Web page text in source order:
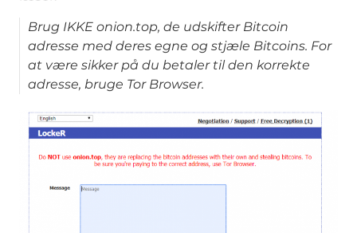
Brug IKKE onion.top, de udskifter Bitcoin
adresse med deres egne og stjæle Bitcoins. For
at være sikker på du betaler til den korrekte
adresse, bruge Tor Browser.